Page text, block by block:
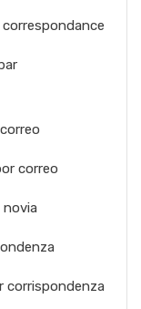
correo
corrispondenza